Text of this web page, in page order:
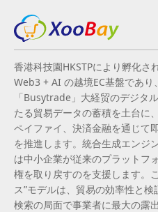
香港科技園HKSTPにより孵化さ
Web3 + AI の越境EC基盤であ
「Busytrade」大経贸のデジタ
たる貿易データの蓄積を土台に
ペイファイ、決済金融を通じて
を推進します。統合生成エンジ
は中小企業が従来のプラットフ
権を取り戻すのを支援します。
ス”モデルは、貿易の効率性と
検索の局面で事業者に最大の露